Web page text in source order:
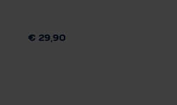
€ 29,90